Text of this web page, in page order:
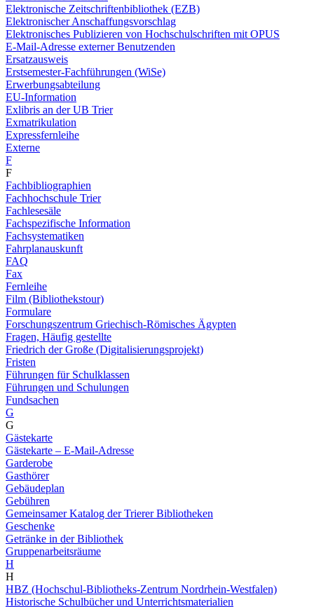
Elektronische Zeitschriftenbibliothek (EZB)
Elektronischer Anschaffungsvorschlag
Elektronisches Publizieren von Hochschulschriften mit OPUS
E-Mail-Adresse externer Benutzenden
Ersatzausweis
Erstsemester-Fachführungen (WiSe)
Erwerbungsabteilung
EU-Information
Exlibris an der UB Trier
Exmatrikulation
Expressfernleihe
Externe
F
F
Fachbibliographien
Fachhochschule Trier
Fachlesesäle
Fachspezifische Information
Fachsystematiken
Fahrplanauskunft
FAQ
Fax
Fernleihe
Film (Bibliothekstour)
Formulare
Forschungszentrum Griechisch-Römisches Ägypten
Fragen, Häufig gestellte
Friedrich der Große (Digitalisierungsprojekt)
Fristen
Führungen für Schulklassen
Führungen und Schulungen
Fundsachen
G
G
Gästekarte
Gästekarte – E-Mail-Adresse
Garderobe
Gasthörer
Gebäudeplan
Gebühren
Gemeinsamer Katalog der Trierer Bibliotheken
Geschenke
Getränke in der Bibliothek
Gruppenarbeitsräume
H
H
HBZ (Hochschul-Bibliotheks-Zentrum Nordrhein-Westfalen)
Historische Schulbücher und Unterrichtsmaterialien